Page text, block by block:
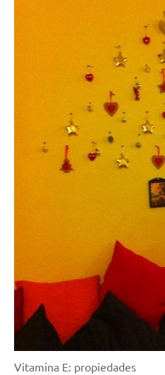
Vitamina E: propiedades